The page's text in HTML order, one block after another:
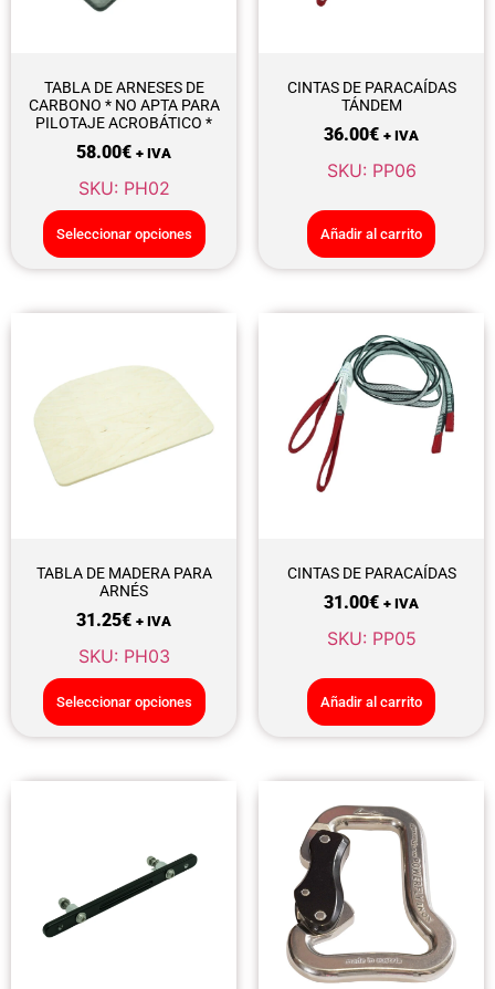
TABLA DE ARNESES DE
CARBONO * NO APTA PARA
PILOTAJE ACROBÁTICO *
58.00€ + IVA
SKU: PH02
Seleccionar opciones
CINTAS DE PARACAÍDAS
TÁNDEM
36.00€ + IVA
SKU: PP06
Añadir al carrito
TABLA DE MADERA PARA
ARNÉS
31.25€ + IVA
SKU: PH03
Seleccionar opciones
CINTAS DE PARACAÍDAS
31.00€ + IVA
SKU: PP05
Añadir al carrito